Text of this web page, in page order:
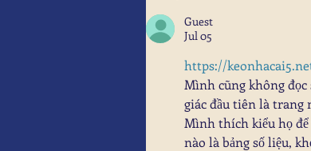
Guest
Jul 05
https://
Mình cũng không đọc
giác đầu tiên là trang
Mình thích kiểu họ
nào là bảng số liệu,